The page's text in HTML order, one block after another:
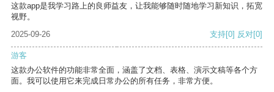
这款app是我学习路上的良师益友，让我能够随时随地学习新知识，拓宽
视野。
2025-09-26
支持[0] 反对[0]
游客
这款办公软件的功能非常全面，涵盖了文档、表格、演示文稿等各个方
面。我可以使用它来完成日常办公的所有任务，非常方便。